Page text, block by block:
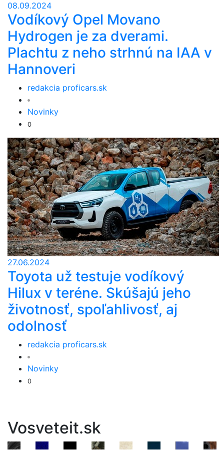
08.09.2024
Vodíkový Opel Movano
Hydrogen je za dverami.
Plachtu z neho strhnú na IAA v
Hannoveri
redakcia proficars.sk
Novinky
0
27.06.2024
Toyota už testuje vodíkový
Hilux v teréne. Skúšajú jeho
životnosť, spoľahlivosť, aj
odolnosť
redakcia proficars.sk
Novinky
0
Vosveteit.sk